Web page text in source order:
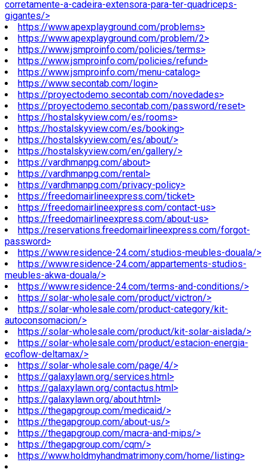
corretamente-a-cadeira-extensora-para-ter-quadriceps-
gigantes/>
https://www.apexplayground.com/problems>
https://www.apexplayground.com/problem/2>
https://www.jsmproinfo.com/policies/terms>
https://www.jsmproinfo.com/policies/refund>
https://www.jsmproinfo.com/menu-catalog>
https://www.secontab.com/login>
https://proyectodemo.secontab.com/novedades>
https://proyectodemo.secontab.com/password/reset>
https://hostalskyview.com/es/rooms>
https://hostalskyview.com/es/booking>
https://hostalskyview.com/es/about/>
https://hostalskyview.com/en/gallery/>
https://vardhmanpg.com/about>
https://vardhmanpg.com/rental>
https://vardhmanpg.com/privacy-policy>
https://freedomairlineexpress.com/ticket>
https://freedomairlineexpress.com/contact-us>
https://freedomairlineexpress.com/about-us>
https://reservations.freedomairlineexpress.com/forgot-
password>
https://www.residence-24.com/studios-meubles-douala/>
https://www.residence-24.com/appartements-studios-
meubles-akwa-douala/>
https://www.residence-24.com/terms-and-conditions/>
https://solar-wholesale.com/product/victron/>
https://solar-wholesale.com/product-category/kit-
autoconsomacion/>
https://solar-wholesale.com/product/kit-solar-aislada/>
https://solar-wholesale.com/product/estacion-energia-
ecoflow-deltamax/>
https://solar-wholesale.com/page/4/>
https://galaxylawn.org/services.html>
https://galaxylawn.org/contactus.html>
https://galaxylawn.org/about.html>
https://thegapgroup.com/medicaid/>
https://thegapgroup.com/about-us/>
https://thegapgroup.com/macra-and-mips/>
https://thegapgroup.com/cqm/>
https://www.holdmyhandmatrimony.com/home/listing>